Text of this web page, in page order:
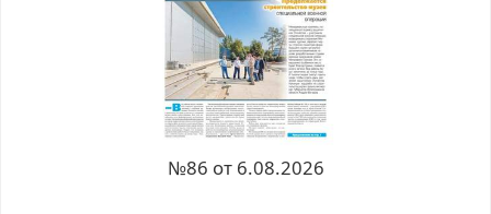
№86 от 6.08.2026